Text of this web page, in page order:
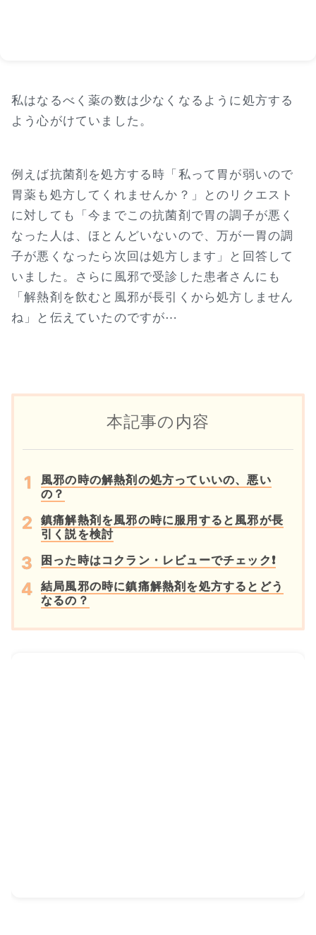
私はなるべく薬の数は少なくなるように処方する
よう心がけていました。
例えば抗菌剤を処方する時「私って胃が弱いので
胃薬も処方してくれませんか？」とのリクエスト
に対しても「今までこの抗菌剤で胃の調子が悪く
なった人は、ほとんどいないので、万が一胃の調
子が悪くなったら次回は処方します」と回答して
いました。さらに風邪で受診した患者さんにも
「解熱剤を飲むと風邪が長引くから処方しません
ね」と伝えていたのですが⋯
本記事の内容
風邪の時の解熱剤の処方っていいの、悪い
の？
鎮痛解熱剤を風邪の時に服用すると風邪が長
引く説を検討
困った時はコクラン・レビューでチェック❗
結局風邪の時に鎮痛解熱剤を処方するとどう
なるの？